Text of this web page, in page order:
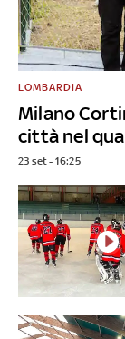
Milano
città nel
LOMBARDIA
23 set - 16:25